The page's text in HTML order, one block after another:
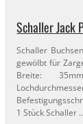
Schaller Jack
Schaller
gewölbt für
Breite:
1 Stück Schaller